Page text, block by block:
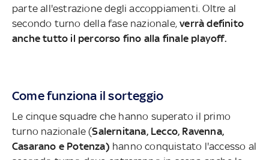
parte all'estrazione degli accoppiamenti. Oltre al
secondo turno della fase nazionale,verrà definito
anche tutto il percorso fino alla finale playoff.
Come funziona il sorteggio
Le cinque squadre che hanno superato il primo
turno nazionale (Salernitana, Lecco, Ravenna,
Casarano e Potenza) hanno conquistato l'accesso al